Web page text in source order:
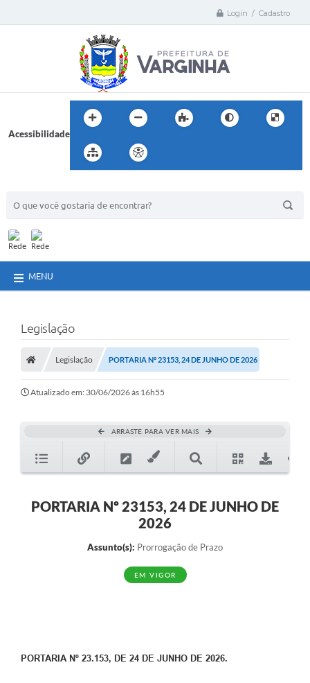
Login / Cadastro
Acessibilidade
MENU
Legislação
Legislação PORTARIA Nº 23153, 24 DE JUNHO DE 2026
Atualizado em: 30/06/2026 às 16h55
ARRASTE PARA VER MAIS
PORTARIA Nº 23153, 24 DE JUNHO DE
2026
Assunto(s): Prorrogação de Prazo
EM VIGOR
PORTARIA Nº 23.153, DE 24 DE JUNHO DE 2026.